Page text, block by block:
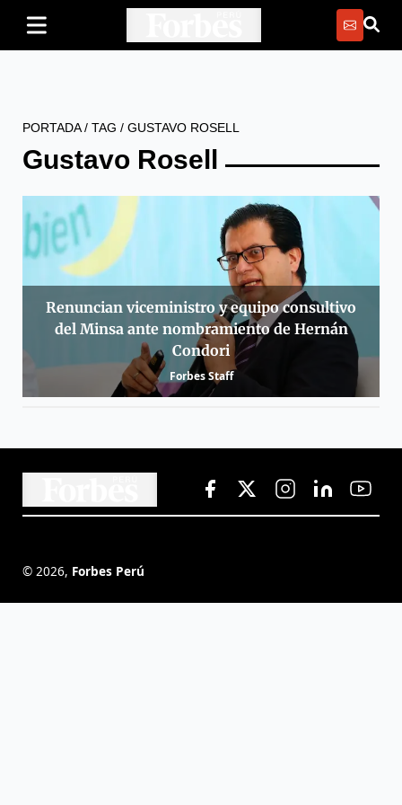
PORTADA/ TAG / GUSTAVO ROSELL
Gustavo Rosell
Renuncian viceministro y equipo consultivo
del Minsa ante nombramiento de Hernán
Condori
Forbes Staff
© 2026, Forbes Perú